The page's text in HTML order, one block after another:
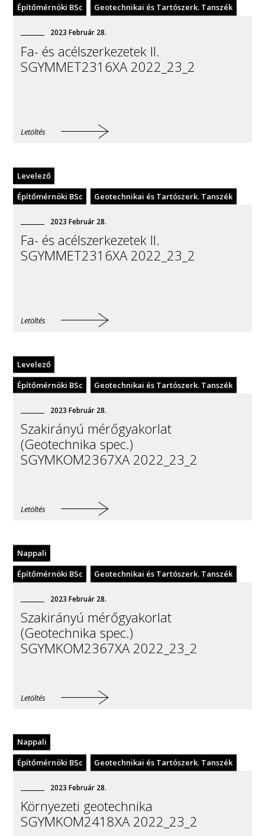
Építőmérnöki BSc Geotechnikai és Tartószerk. Tanszék
2023 Február 28.
Fa- és acélszerkezetek II.
SGYMMET2316XA 2022_23_2
Letöltés
Építőmérnöki BSc Geotechnikai és Tartószerk. Tanszék
Levelező
2023 Február 28.
Fa- és acélszerkezetek II.
SGYMMET2316XA 2022_23_2
Letöltés
Építőmérnöki BSc Geotechnikai és Tartószerk. Tanszék
Levelező
2023 Február 28.
Szakirányú mérőgyakorlat
(Geotechnika spec.)
SGYMKOM2367XA 2022_23_2
Letöltés
Építőmérnöki BSc Geotechnikai és Tartószerk. Tanszék
Nappali
2023 Február 28.
Szakirányú mérőgyakorlat
(Geotechnika spec.)
SGYMKOM2367XA 2022_23_2
Letöltés
Építőmérnöki BSc Geotechnikai és Tartószerk. Tanszék
Nappali
2023 Február 28.
Környezeti geotechnika
SGYMKOM2418XA 2022_23_2